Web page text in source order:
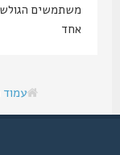
משתמשים הגולשים
עמוד ראשי